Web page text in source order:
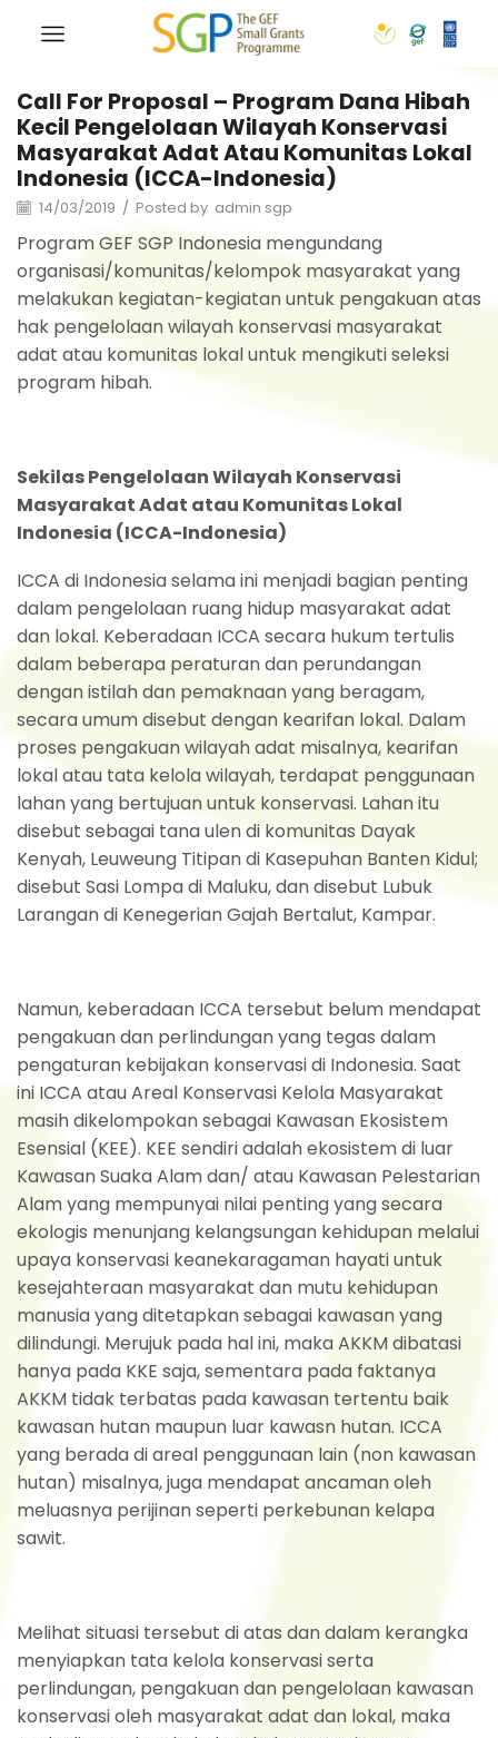
Call For Proposal – Program Dana Hibah
Kecil Pengelolaan Wilayah Konservasi
Masyarakat Adat Atau Komunitas Lokal
Indonesia (ICCA-Indonesia)
14/03/2019 / Posted by admin sgp
Program GEF SGP Indonesia mengundang
organisasi/komunitas/kelompok masyarakat yang
melakukan kegiatan-kegiatan untuk pengakuan atas
hak pengelolaan wilayah konservasi masyarakat
adat atau komunitas lokal untuk mengikuti seleksi
program hibah.
Sekilas Pengelolaan Wilayah Konservasi
Masyarakat Adat atau Komunitas Lokal
Indonesia (ICCA-Indonesia)
ICCA di Indonesia selama ini menjadi bagian penting
dalam pengelolaan ruang hidup masyarakat adat
dan lokal. Keberadaan ICCA secara hukum tertulis
dalam beberapa peraturan dan perundangan
dengan istilah dan pemaknaan yang beragam,
secara umum disebut dengan kearifan lokal. Dalam
proses pengakuan wilayah adat misalnya, kearifan
lokal atau tata kelola wilayah, terdapat penggunaan
lahan yang bertujuan untuk konservasi. Lahan itu
disebut sebagai tana ulen di komunitas Dayak
Kenyah, Leuweung Titipan di Kasepuhan Banten Kidul;
disebut Sasi Lompa di Maluku, dan disebut Lubuk
Larangan di Kenegerian Gajah Bertalut, Kampar.
Namun, keberadaan ICCA tersebut belum mendapat
pengakuan dan perlindungan yang tegas dalam
pengaturan kebijakan konservasi di Indonesia. Saat
ini ICCA atau Areal Konservasi Kelola Masyarakat
masih dikelompokan sebagai Kawasan Ekosistem
Esensial (KEE). KEE sendiri adalah ekosistem di luar
Kawasan Suaka Alam dan/ atau Kawasan Pelestarian
Alam yang mempunyai nilai penting yang secara
ekologis menunjang kelangsungan kehidupan melalui
upaya konservasi keanekaragaman hayati untuk
kesejahteraan masyarakat dan mutu kehidupan
manusia yang ditetapkan sebagai kawasan yang
dilindungi. Merujuk pada hal ini, maka AKKM dibatasi
hanya pada KKE saja, sementara pada faktanya
AKKM tidak terbatas pada kawasan tertentu baik
kawasan hutan maupun luar kawasn hutan. ICCA
yang berada di areal penggunaan lain (non kawasan
hutan) misalnya, juga mendapat ancaman oleh
meluasnya perijinan seperti perkebunan kelapa
sawit.
Melihat situasi tersebut di atas dan dalam kerangka
menyiapkan tata kelola konservasi serta
perlindungan, pengakuan dan pengelolaan kawasan
konservasi oleh masyarakat adat dan lokal, maka